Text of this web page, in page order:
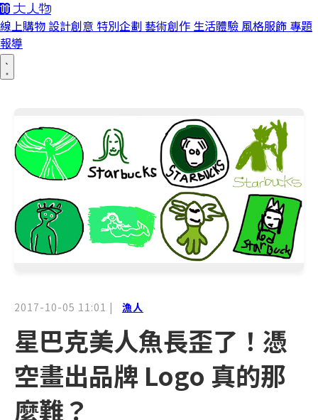
線上購物 設計創意 特別企劃 藝術創作 生活體驗 風格服飾 專題
報導
2017-10-05 11:01 | 漁人
星巴克美人魚長歪了！憑
空畫出品牌 Logo 真的那
麼難？